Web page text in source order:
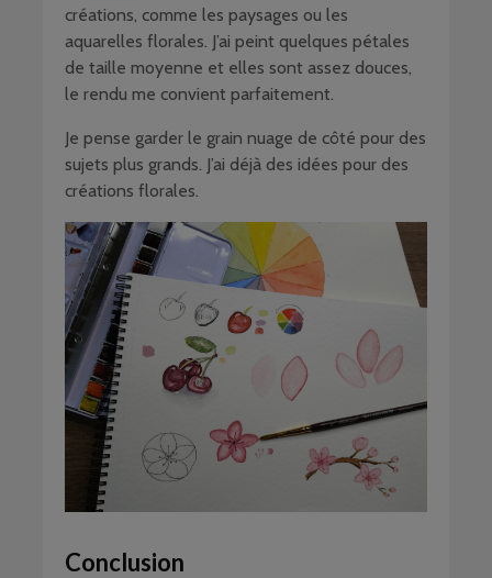
créations, comme les paysages ou les
aquarelles florales. J’ai peint quelques pétales
de taille moyenne et elles sont assez douces,
le rendu me convient parfaitement.
Je pense garder le grain nuage de côté pour des
sujets plus grands. J’ai déjà des idées pour des
créations florales.
Conclusion